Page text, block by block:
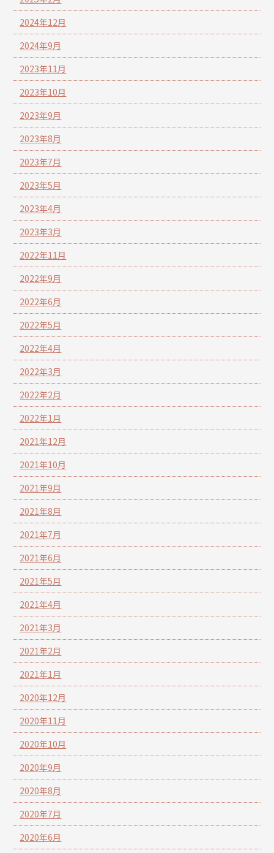
2024年12月
2024年9月
2023年11月
2023年10月
2023年9月
2023年8月
2023年7月
2023年5月
2023年4月
2023年3月
2022年11月
2022年9月
2022年6月
2022年5月
2022年4月
2022年3月
2022年2月
2022年1月
2021年12月
2021年10月
2021年9月
2021年8月
2021年7月
2021年6月
2021年5月
2021年4月
2021年3月
2021年2月
2021年1月
2020年12月
2020年11月
2020年10月
2020年9月
2020年8月
2020年7月
2020年6月